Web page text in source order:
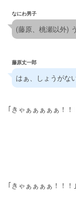
なにわ男子
(藤原、桃瀬以外)
藤原丈一郎
はぁ、しょうがな
｢きゃぁぁぁぁぁ！！
｢きゃぁぁぁぁ！！！｣